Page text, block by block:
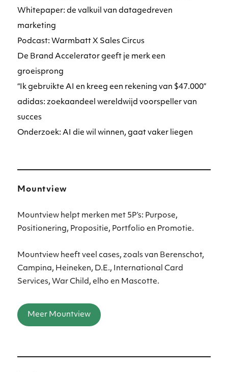
Whitepaper: de valkuil van datagedreven
marketing
Podcast: Warmbatt X Sales Circus
De Brand Accelerator geeft je merk een
groeisprong
“Ik gebruikte AI en kreeg een rekening van $47.000”
adidas: zoekaandeel wereldwijd voorspeller van
succes
Onderzoek: AI die wil winnen, gaat vaker liegen
Mountview
Mountview helpt merken met 5P’s: Purpose,
Positionering, Propositie, Portfolio en Promotie.
Mountview heeft veel cases, zoals van Berenschot,
Campina, Heineken, D.E., International Card
Services, War Child, elho en Mascotte.
Meer Mountview